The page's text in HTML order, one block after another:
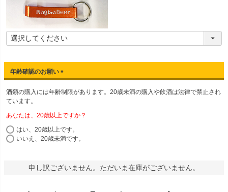
年齢確認のお願い
(
必
酒類の購入には年齢制限があります。20歳未満の購入や飲酒は法律で禁止され
ています。
あなたは、20歳以上ですか？
はい、20歳以上です。
いいえ、20歳未満です。
申し訳ございません。ただいま在庫がございません。